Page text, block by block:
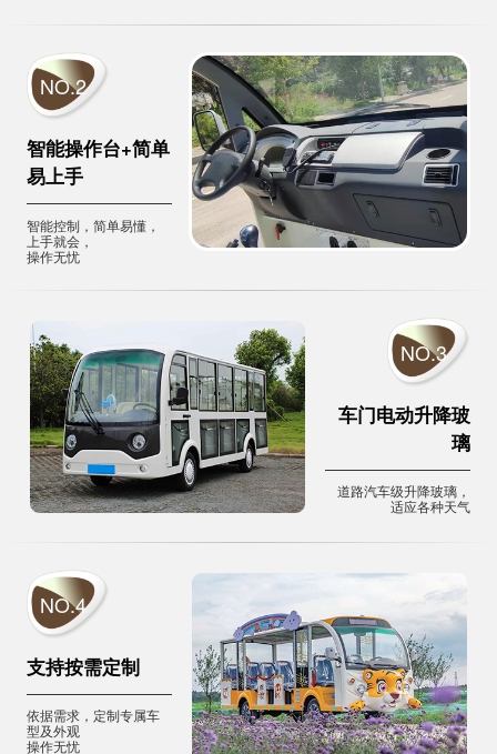
NO.2
智能操作台+简单
易上手
智能控制，简单易懂，
上手就会，
操作无忧
NO.3
车门电动升降玻
璃
道路汽车级升降玻璃，
适应各种天气
NO.4
支持按需定制
依据需求，定制专属车
型及外观
操作无忧